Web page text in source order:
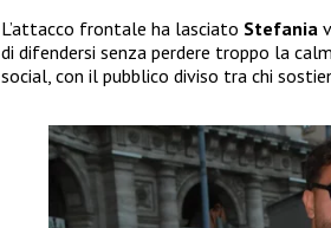
L’attacco frontale ha lasciato Stefania
di difendersi senza perdere troppo la
social, con il pubblico diviso tra chi